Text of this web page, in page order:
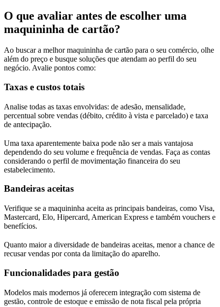
O que avaliar antes de escolher uma
maquininha de cartão?
Ao buscar a melhor maquininha de cartão para o seu comércio, olhe
além do preço e busque soluções que atendam ao perfil do seu
negócio. Avalie pontos como:
Taxas e custos totais
Analise todas as taxas envolvidas: de adesão, mensalidade,
percentual sobre vendas (débito, crédito à vista e parcelado) e taxa
de antecipação.
Uma taxa aparentemente baixa pode não ser a mais vantajosa
dependendo do seu volume e frequência de vendas. Faça as contas
considerando o perfil de movimentação financeira do seu
estabelecimento.
Bandeiras aceitas
Verifique se a maquininha aceita as principais bandeiras, como Visa,
Mastercard, Elo, Hipercard, American Express e também vouchers e
benefícios.
Quanto maior a diversidade de bandeiras aceitas, menor a chance de
recusar vendas por conta da limitação do aparelho.
Funcionalidades para gestão
Modelos mais modernos já oferecem integração com sistema de
gestão, controle de estoque e emissão de nota fiscal pela própria